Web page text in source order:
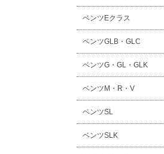
ベンツEクラス
ベンツGLB・GLC
ベンツG・GL・GLK
ベンツM・R・V
ベンツSL
ベンツSLK